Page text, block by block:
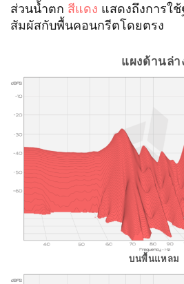
ส่วนน้ำตก สีแดง แสดงถึงการใ
สัมผัสกับพื้นคอนกรีตโดยตรง
แผงด้านล่า
บนพื้นแหลม